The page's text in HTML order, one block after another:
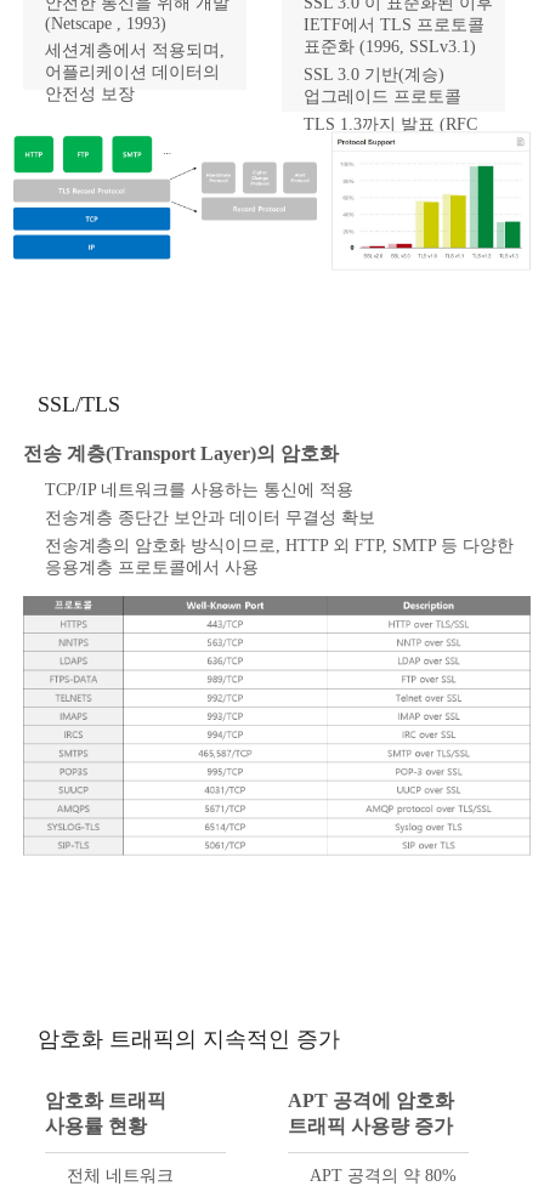
(Netscape , 1993)
세션계층에서 적용되며,
어플리케이션 데이터의
안전성 보장
RFC 6176) , SSL 3.0
deprecated(`15, RFC 7568)
IETF에서 TLS 프로토콜
표준화 (1996, SSLv3.1)
SSL 3.0 기반(계승)
업그레이드 프로토콜
TLS 1.3까지 발표 (RFC
8446, 2018.08)
SSL/TLS
전송 계층(Transport Layer)의 암호화
TCP/IP 네트워크를 사용하는 통신에 적용
전송계층 종단간 보안과 데이터 무결성 확보
전송계층의 암호화 방식이므로, HTTP 외 FTP, SMTP 등 다양한
응용계층 프로토콜에서 사용
암호화 트래픽의 지속적인 증가
암호화 트래픽
사용률 현황
전체 네트워크
APT 공격에 암호화
트래픽 사용량 증가
APT 공격의 약 80%